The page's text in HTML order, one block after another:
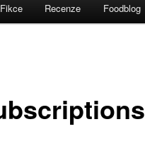
Fikce Recenze Foodblog